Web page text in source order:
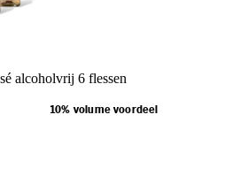
alcoholvrij 6 flessen
10% volume voordeel